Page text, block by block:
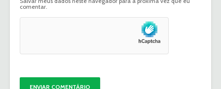
comentar.